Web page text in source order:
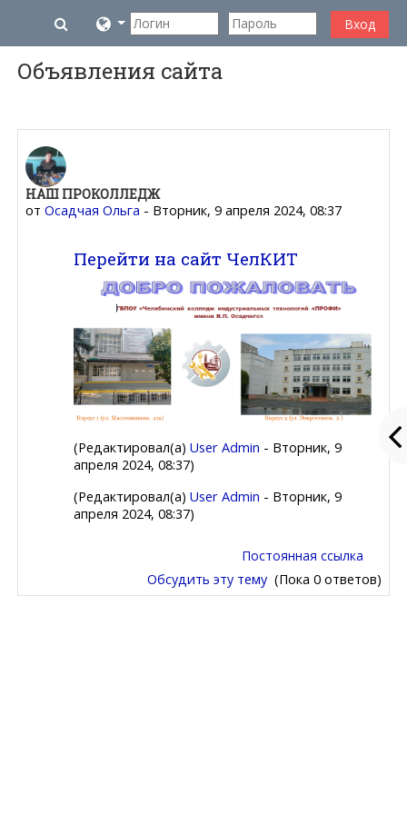
Перейти к основному содержанию
Изменить данные поисковой строки
Вход
Объявления сайта
НАШ ПРОКОЛЛЕДЖ
отОсадчая Ольга - Вторник, 9 апреля 2024, 08:37
Перейти на сайт ЧелКИТ
(Редактировал(а) User Admin - Вторник, 9
апреля 2024, 08:37)
(Редактировал(а) User Admin - Вторник, 9
апреля 2024, 08:37)
Постоянная ссылка
Обсудить эту тему (Пока 0 ответов)